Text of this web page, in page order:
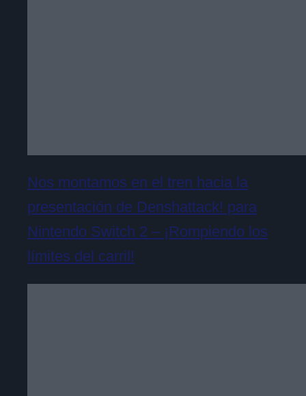
Nos montamos en el tren hacia la
presentación de Denshattack! para
Nintendo Switch 2 – ¡Rompiendo los
límites del carril!